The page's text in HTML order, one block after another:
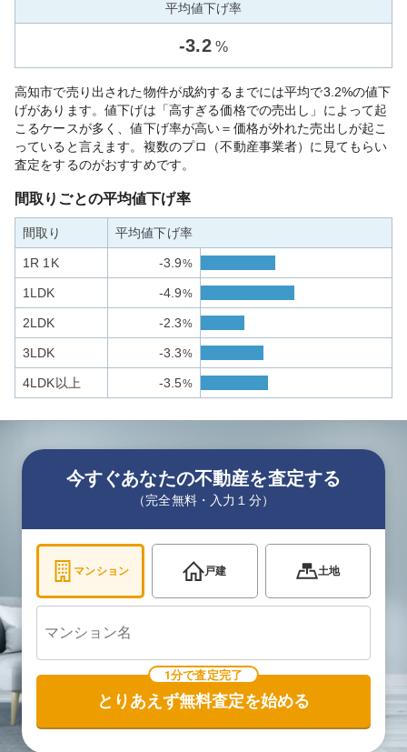
平均値下げ率
-3.2 %
高知市で売り出された物件が成約するまでには平均で3.2%の値下
げがあります。値下げは「高すぎる価格での売出し」によって起
こるケースが多く、値下げ率が高い＝価格が外れた売出しが起こ
っていると言えます。複数のプロ（不動産事業者）に見てもらい
査定をするのがおすすめです。
間取りごとの平均値下げ率
間取り 平均値下げ率
1R 1K -3.9%
1LDK -4.9%
2LDK -2.3%
3LDK -3.3%
4LDK以上 -3.5%
今すぐあなたの不動産を査定する
（完全無料・入力１分）
マンション 戸建 土地
1分で査定完了
とりあえず無料査定を始める